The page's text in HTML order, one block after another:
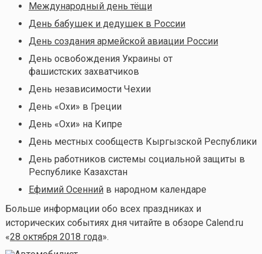
Международный день тёщи
День бабушек и дедушек в России
День создания армейской авиации России
День освобождения Украины от
фашистских захватчиков
День независимости Чехии
День «Охи» в Греции
День «Охи» на Кипре
День местных сообществ Кыргызской Республики
День работников системы социальной защиты в
Республике Казахстан
Ефимий Осеннийв народном календаре
Больше информации обо всех праздниках и
исторических событиях дня читайте в обзоре Calend.ru
«28 октября 2018 года».